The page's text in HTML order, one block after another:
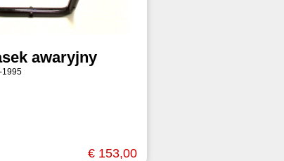
awaryjny
1995
€ 153,00